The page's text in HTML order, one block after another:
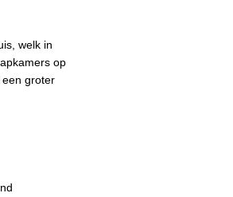
welk in
op
groter